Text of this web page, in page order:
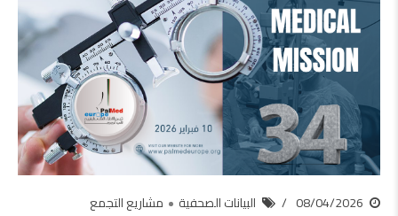
08/04/2026 البيانات الصحفية مشاريع التجمع